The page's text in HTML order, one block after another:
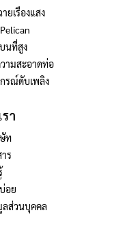
ยเรืองแสง
นที่สูง
ามสะอาดท่อ
รณ์ดับเพลิง
า
ท
ร
อย
ลส่วนบุคคล